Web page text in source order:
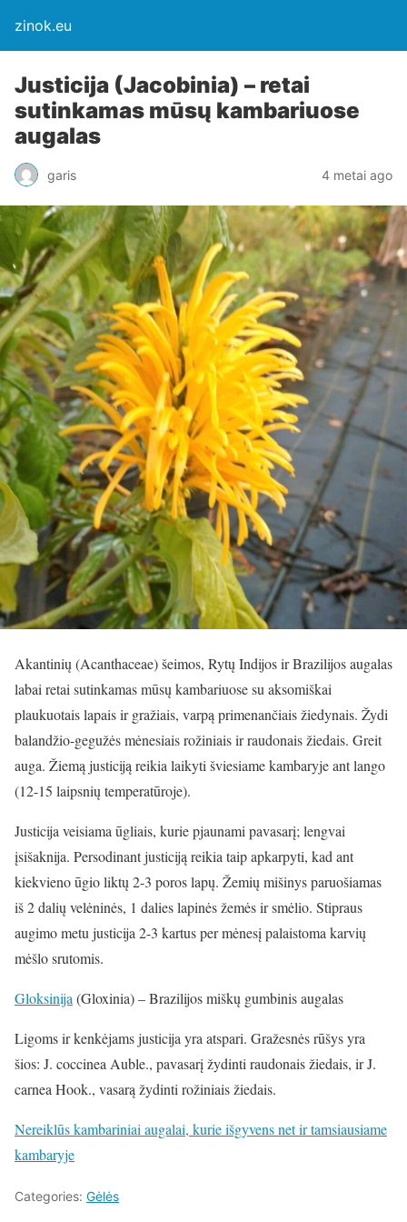
zinok.eu
Justicija (Jacobinia) – retai
sutinkamas mūsų kambariuose
augalas
garis 4 metai ago
Akantinių (Acanthaceae) šeimos, Rytų Indijos ir Brazilijos augalas
labai retai sutinkamasmūsųkambariuose su aksomiškai
plaukuotais lapais ir gražiais, varpą primenančiais žiedynais. Žydi
balandžio-gegužės mėnesiais rožiniais ir raudonais žiedais. Greit
auga. Žiemą justiciją reikia laikyti šviesiame kambaryje ant lango
(12-15 laipsnių temperatūroje).
Justicija veisiamaūgliais, kuriepjaunamipavasarį; lengvai
įsišaknija. Persodinant justiciją reikia taip apkarpyti, kad ant
kiekvieno ūgio liktų 2-3 poros lapų. Žemių mišinys paruošiamas
iš 2 dalių velėninės, 1 dalieslapinės žemės ir smėlio. Stipraus
augimo metu justicija 2-3 kartus per mėnesį palaistoma karvių
mėšlo srutomis.
Gloksinija(Gloxinia) – Brazilijos miškų gumbinis augalas
Ligoms ir kenkėjams justicija yra atspari. Gražesnės rūšys yra
šios: J. coccinea Auble., pavasarį žydinti raudonais žiedais, ir J.
carnea Hook., vasarą žydinti rožiniais žiedais.
Nereiklūs kambariniai augalai, kurie išgyvens net ir tamsiausiame
kambaryje
Categories: Gėlės